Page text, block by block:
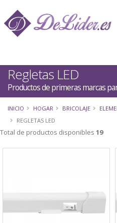
Regletas LED
Productos de primeras marcas
INICIO HOGAR BRICOLAJE
REGLETAS LED
Total de productos disponibles 19